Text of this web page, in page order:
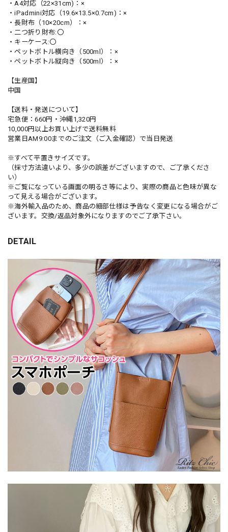
・A4対応（22×31cm)：×
・iPadmini対応（19.6×13.5×0.7cm)：×
・長財布（10×20cm）：×
・二つ折り財布:〇
・キーケース:〇
・ペットボトル横向き（500ml）：×
・ペットボトル縦向き（500ml）：×
【生産国】
中国
【送料・発送について】
宅急便：660円・沖縄1,320円
10,000円以上お買い上げで送料無料
営業日AM9:00までのご注文（ご入金確認）で当日発送
※すべて平置きサイズです。
（採寸方法違いより、多少の誤差がございますので、ご了承くださ
い）
※ご覧になっている画面の明るさ等により、実際の商品と色味が異な
って見える場合がございます。
※海外輸入品のため、商品の細部仕様は予告なく変更になる場合がご
ざいます。交換/返品対象外になりますのでご了承下さい。
DETAIL